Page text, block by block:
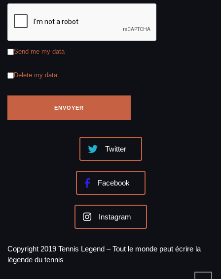
Send me my data
Delete my data
Twitter
Facebook
Instagram
Copyright 2019 Tennis Legend – Tout le monde peut écrire la
légende du tennis